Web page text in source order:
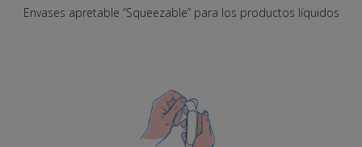
Envases apretable “Squeezable” para los productos líquidos